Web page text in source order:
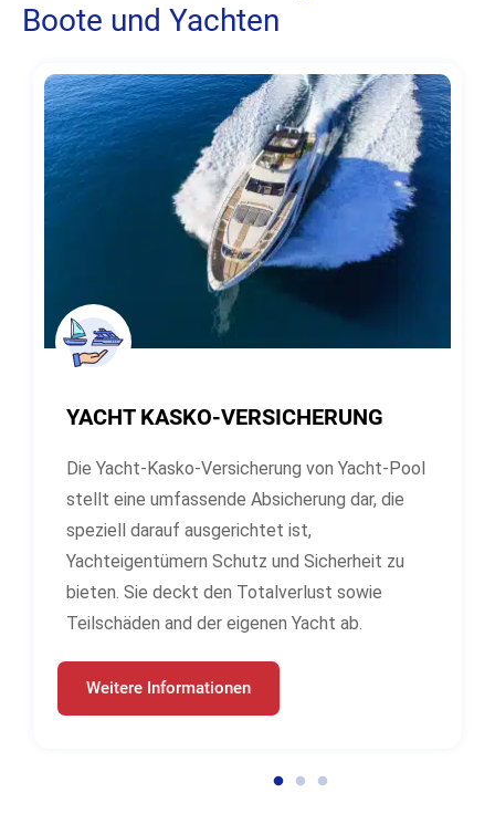
Boote und Yachten
YACHT KASKO-VERSICHERUNG
Die Yacht-Kasko-Versicherung von Yacht-Pool
stellt eine umfassende Absicherung dar, die
speziell darauf ausgerichtet ist,
Yachteigentümern Schutz und Sicherheit zu
bieten. Sie deckt den Totalverlust sowie
Teilschäden and der eigenen Yacht ab.
Weitere Informationen